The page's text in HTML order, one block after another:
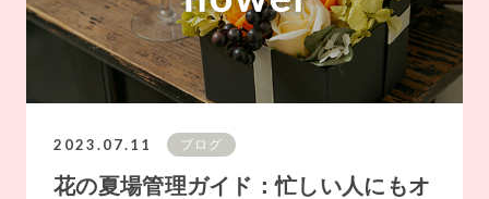
2023.07.11 ブログ
花の夏場管理ガイド：忙しい人にもオ